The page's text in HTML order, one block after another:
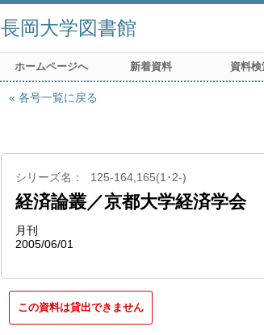
長岡大学図書館
ホームページへ 新着資料 資料検
各号一覧に戻る
シリーズ名 125-164,165(1･2-)
経済論叢／京都大学経済学会
月刊
2005/06/01
この資料は貸出できません